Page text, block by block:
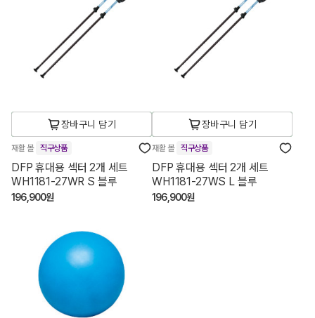
장바구니 담기
재활 볼 직구상품
DFP 휴대용 섹터 2개 세트
WH1181-27WR S 블루
196,900원
장바구니 담기
재활 볼 직구상품
DFP 휴대용 섹터 2개 세트
WH1181-27WS L 블루
196,900원